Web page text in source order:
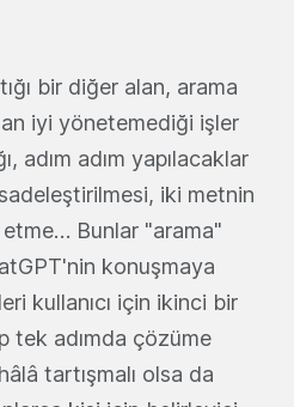
bir diğer alan, arama
iyi yönetemediği işler
adım adım yapılacaklar
iki metnin
Bunlar "arama"
konuşmaya
kullanıcı için ikinci bir
tek adımda çözüme
tartışmalı olsa da